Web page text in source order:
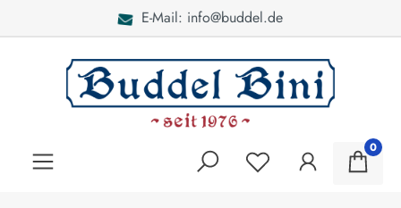
E-Mail: info@buddel.de
0